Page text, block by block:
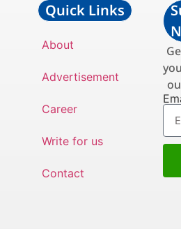
Quick Links
About
Advertisement
Career
Write for us
Contact